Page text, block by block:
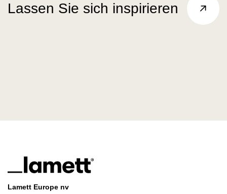
Lassen Sie sich inspirieren
Lamett Europe nv